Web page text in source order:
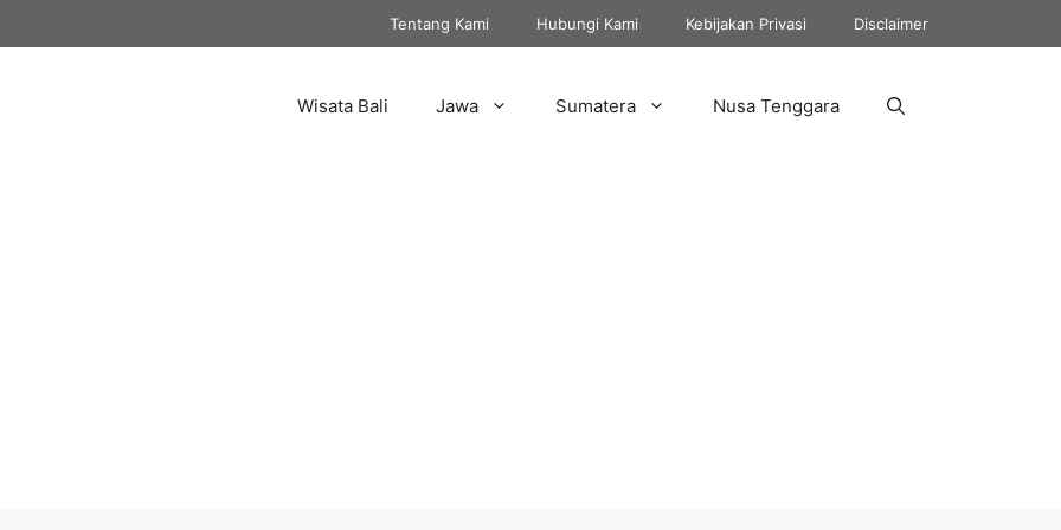
Tentang Kami Hubungi Kami Kebijakan Privasi Disclaimer
Wisata Bali Jawa Sumatera Nusa Tenggara